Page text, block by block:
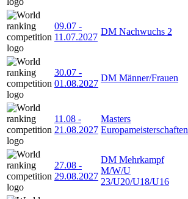
09.07 -
11.07.2027
DM Nachwuchs 2
30.07 -
01.08.2027
DM Männer/Frauen
11.08 -
21.08.2027
Masters
Europameisterschaften
27.08 -
29.08.2027
DM Mehrkampf
M/W/U
23/U20/U18/U16